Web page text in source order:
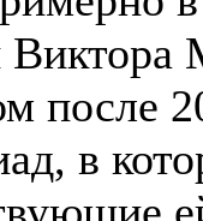
Виктора
после
в